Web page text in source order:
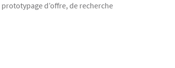
d’offre, de recherche